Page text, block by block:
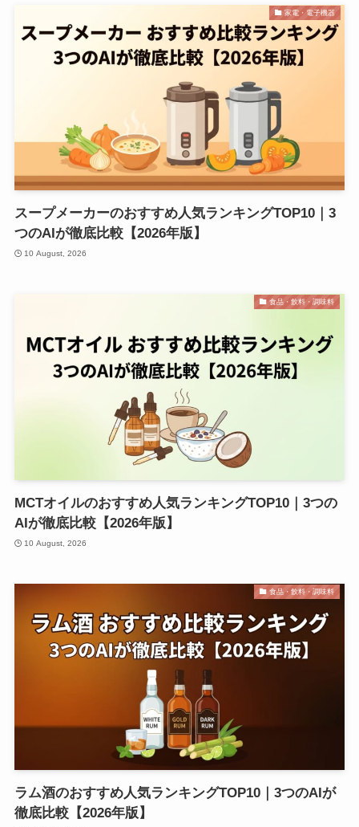
家電・電子機器
スープメーカーのおすすめ人気ランキングTOP10｜3
つのAIが徹底比較【2026年版】
10 August, 2026
食品・飲料・調味料
MCTオイルのおすすめ人気ランキングTOP10｜3つの
AIが徹底比較【2026年版】
10 August, 2026
食品・飲料・調味料
ラム酒のおすすめ人気ランキングTOP10｜3つのAIが
徹底比較【2026年版】